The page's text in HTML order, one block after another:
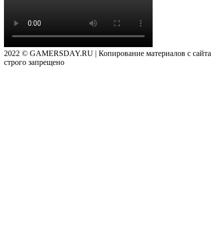
2022 © GAMERSDAY.RU | Копирование материалов с сайта
строго запрещено